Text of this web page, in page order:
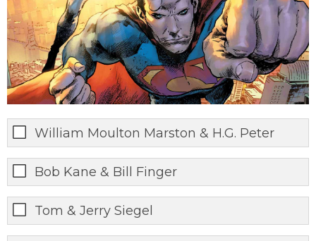
William Moulton Marston & H.G. Peter
Bob Kane & Bill Finger
Tom & Jerry Siegel